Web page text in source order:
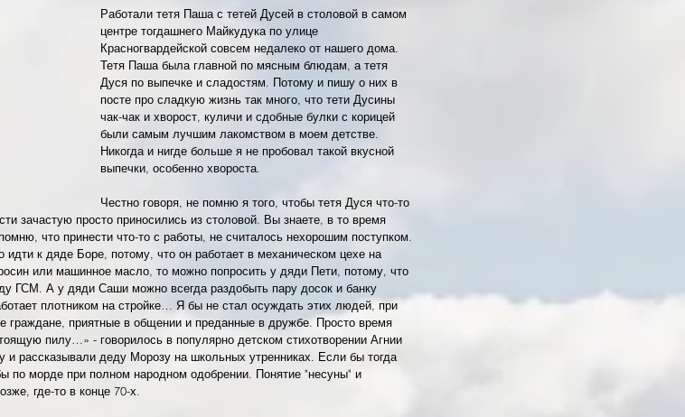
Работали тетя Паша с тетей Дусей в столовой в самом
центре тогдашнего Майкудука по улице
Красногвардейской совсем недалеко от нашего дома.
Тетя Паша была главной по мясным блюдам, а тетя
Дуся по выпечке и сладостям. Потому и пишу о них в
посте про сладкую жизнь так много, что тети Дусины
чак-чак и хворост, куличи и сдобные булки с корицей
были самым лучшим лакомством в моем детстве.
Никогда и нигде больше я не пробовал такой вкусной
выпечки, особенно хвороста.
Честно говоря, не помню я того, чтобы тетя Дуся что-то
зачастую просто приносились из столовой. Вы знаете, в то время
что принести что-то с работы, не считалось нехорошим поступком.
к дяде Боре, потому, что он работает в механическом цехе на
или машинное масло, то можно попросить у дяди Пети, потому, что
ГСМ. А у дяди Саши можно всегда раздобыть пару досок и банку
плотником на стройке… Я бы не стал осуждать этих людей, при
граждане, приятные в общении и преданные в дружбе. Просто время
пилу…» - говорилось в популярно детском стихотворении Агнии
и рассказывали деду Морозу на школьных утренниках. Если бы тогда
по морде при полном народном одобрении. Понятие "несуны" и
где-то в конце 70-х.